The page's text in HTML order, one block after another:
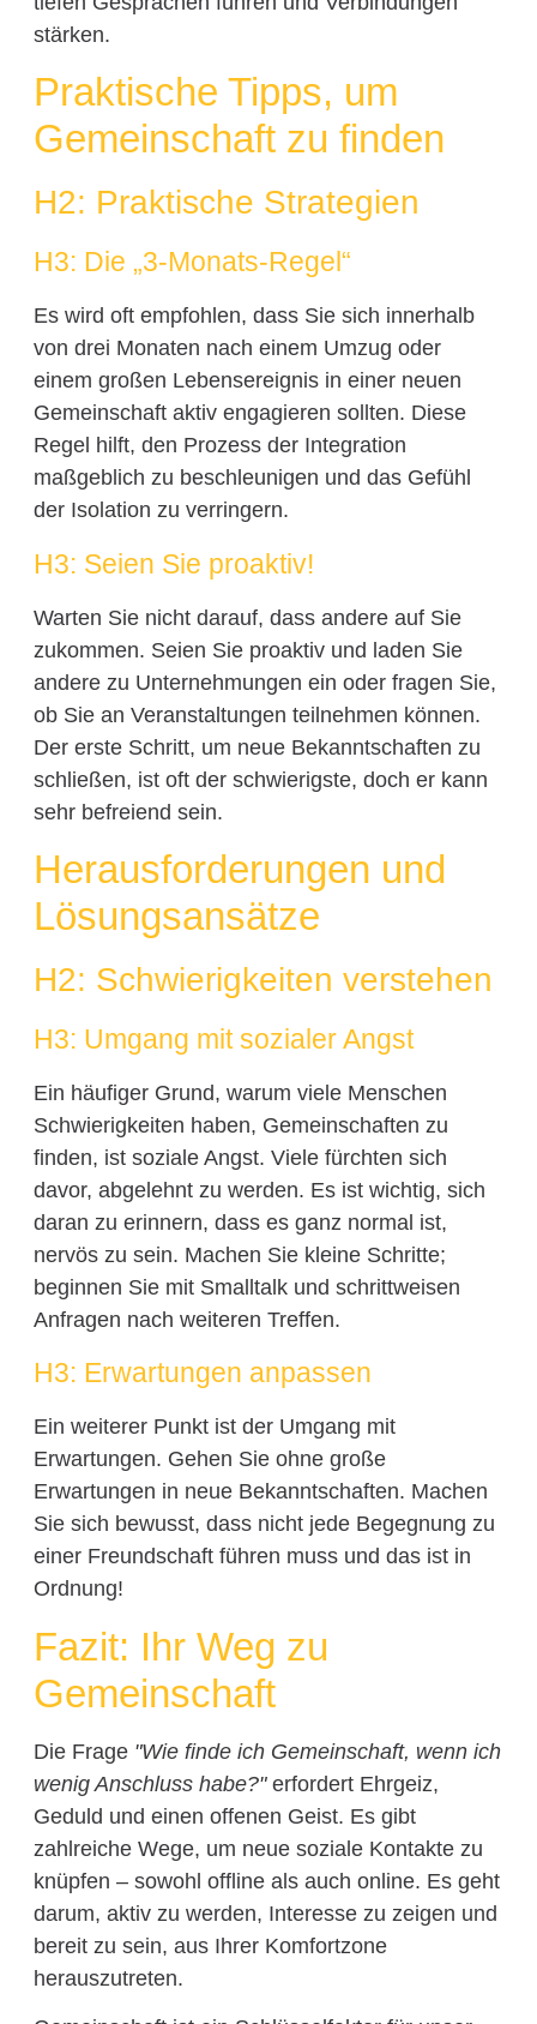
stärken.
Praktische Tipps, um
Gemeinschaft zu finden
H2: Praktische Strategien
H3: Die „3-Monats-Regel“
Es wird oft empfohlen, dass Sie sich innerhalb
von drei Monaten nach einem Umzug oder
einem großen Lebensereignis in einer neuen
Gemeinschaft aktiv engagieren sollten. Diese
Regel hilft, den Prozess der Integration
maßgeblich zu beschleunigen und das Gefühl
der Isolation zu verringern.
H3: Seien Sie proaktiv!
Warten Sie nicht darauf, dass andere auf Sie
zukommen. Seien Sie proaktiv und laden Sie
andere zu Unternehmungen ein oder fragen Sie,
ob Sie an Veranstaltungen teilnehmen können.
Der erste Schritt, um neue Bekanntschaften zu
schließen, ist oft der schwierigste, doch er kann
sehr befreiend sein.
Herausforderungen und
Lösungsansätze
H2: Schwierigkeiten verstehen
H3: Umgang mit sozialer Angst
Ein häufiger Grund, warum viele Menschen
Schwierigkeiten haben, Gemeinschaften zu
finden, ist soziale Angst. Viele fürchten sich
davor, abgelehnt zu werden. Es ist wichtig, sich
daran zu erinnern, dass es ganz normal ist,
nervös zu sein. Machen Sie kleine Schritte;
beginnen Sie mit Smalltalk und schrittweisen
Anfragen nach weiteren Treffen.
H3: Erwartungen anpassen
Ein weiterer Punkt ist der Umgang mit
Erwartungen. Gehen Sie ohne große
Erwartungen in neue Bekanntschaften. Machen
Sie sich bewusst, dass nicht jede Begegnung zu
einer Freundschaft führen muss und das ist in
Ordnung!
Fazit: Ihr Weg zu
Gemeinschaft
Die Frage "Wie finde ich Gemeinschaft, wenn ich
wenig Anschluss habe?"erfordert Ehrgeiz,
Geduld und einen offenen Geist. Es gibt
zahlreiche Wege, um neue soziale Kontakte zu
knüpfen – sowohl offline als auch online. Es geht
darum, aktiv zu werden, Interesse zu zeigen und
bereit zu sein, aus Ihrer Komfortzone
herauszutreten.